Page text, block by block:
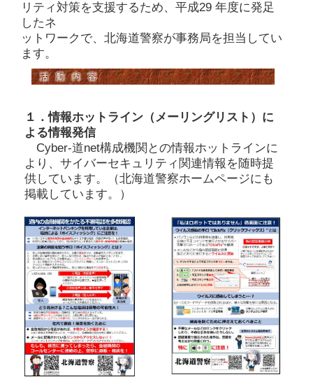
リティ対策を支援するため、平成29 年度に発足
したネ
ットワークで、北海道警察が事務局を担当してい
ます。
１．情報ホットライン（メーリングリスト）に
よる情報発信
Cyber-道net構成機関との情報ホットラインに
より、サイバーセキュリティ関連情報を随時提
供しています。（北海道警察ホームページにも
掲載しています。）